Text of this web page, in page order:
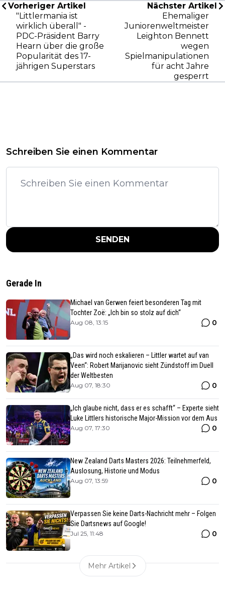
Vorheriger Artikel
"Littlermania ist
wirklich überall" -
PDC-Präsident Barry
Hearn über die große
Popularität des 17-
jährigen Superstars
Nächster Artikel
Ehemaliger
Juniorenweltmeister
Leighton Bennett
wegen
Spielmanipulationen
für acht Jahre
gesperrt
Schreiben Sie einen Kommentar
SENDEN
Gerade In
Michael van Gerwen feiert besonderen Tag mit
Tochter Zoë: „Ich bin so stolz auf dich“
Aug 08, 13:15 0
„Das wird noch eskalieren – Littler wartet auf van
Veen“: Robert Marijanovic sieht Zündstoff im Duell
der Weltbesten
Aug 07, 18:30 0
„Ich glaube nicht, dass er es schafft“ – Experte sieht
Luke Littlers historische Major-Mission vor dem Aus
Aug 07, 17:30 0
New Zealand Darts Masters 2026: Teilnehmerfeld,
Auslosung, Historie und Modus
Aug 07, 13:59 0
Verpassen Sie keine Darts-Nachricht mehr – Folgen
Sie Dartsnews auf Google!
Jul 25, 11:48 0
Mehr Artikel